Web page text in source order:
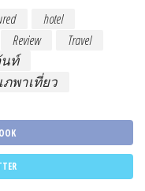
hotel
Review
Travel
ท์
เภพาเที่ยว